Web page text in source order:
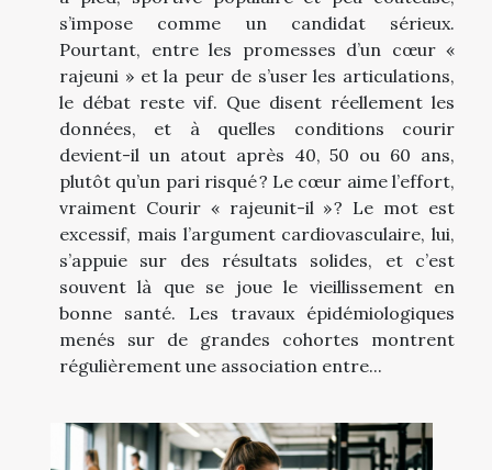
s’impose comme un candidat sérieux.
Pourtant, entre les promesses d’un cœur «
rajeuni » et la peur de s’user les articulations,
le débat reste vif. Que disent réellement les
données, et à quelles conditions courir
devient-il un atout après 40, 50 ou 60 ans,
plutôt qu’un pari risqué ? Le cœur aime l’effort,
vraiment Courir « rajeunit-il » ? Le mot est
excessif, mais l’argument cardiovasculaire, lui,
s’appuie sur des résultats solides, et c’est
souvent là que se joue le vieillissement en
bonne santé. Les travaux épidémiologiques
menés sur de grandes cohortes montrent
régulièrement une association entre...